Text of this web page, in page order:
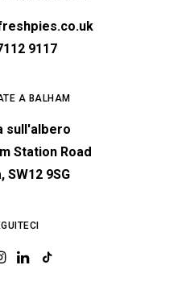
9117
A BALHAM
sull'albero
Station Road
SW12 9SG